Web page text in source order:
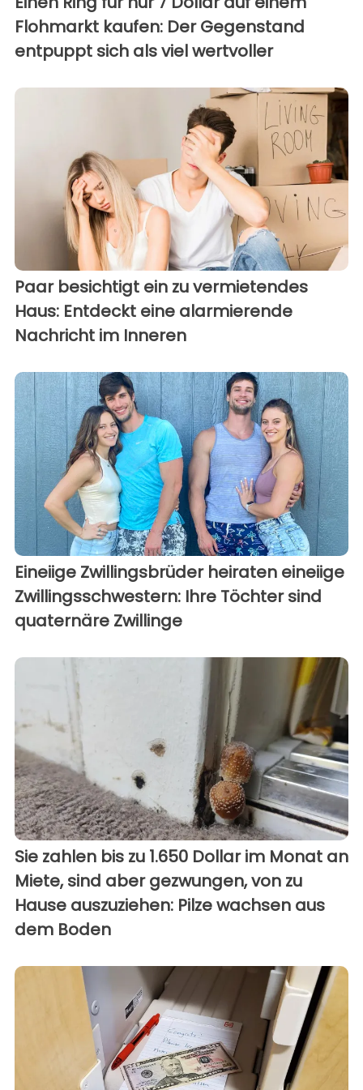
Flohmarkt kaufen: Der Gegenstand
entpuppt sich als viel wertvoller
Paar besichtigt ein zu vermietendes
Haus: Entdeckt eine alarmierende
Nachricht im Inneren
Eineiige Zwillingsbrüder heiraten eineiige
Zwillingsschwestern: Ihre Töchter sind
quaternäre Zwillinge
Sie zahlen bis zu 1.650 Dollar im Monat an
Miete, sind aber gezwungen, von zu
Hause auszuziehen: Pilze wachsen aus
dem Boden